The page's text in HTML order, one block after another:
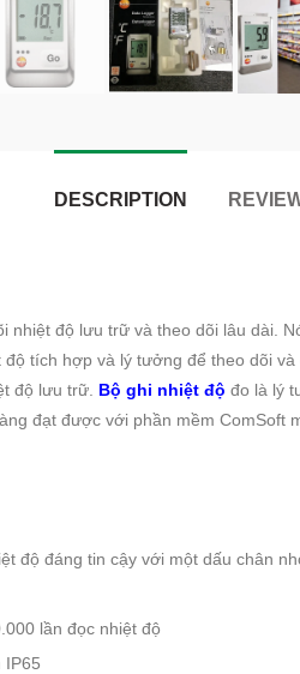
DESCRIPTION
nhiệt độ lưu trữ và theo dõi lâu dài.
tích hợp và lý tưởng để theo dõi và
độ lưu trữ. Bộ ghi nhiệt độ đo là lý
đạt được với phần mềm ComSoft
độ đáng tin cậy với một dấu chân
lần đọc nhiệt độ
IP65